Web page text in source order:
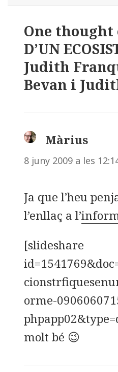
One thought
D’UN
Judith
Bevan i
Màrius
dit:
8 juny 2009 a les
Ja que l’heu
l’enllaç a l’
[slideshare
orme-
molt bé 😉